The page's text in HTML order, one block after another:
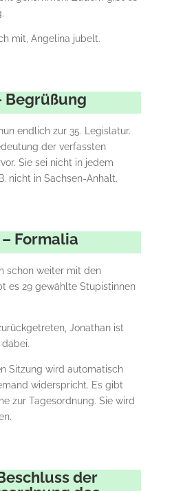
mit, Angelina jubelt.
Begrüßung
endlich zur 35. Legislatur.
der verfassten
Sie sei nicht in jedem
nicht in Sachsen-Anhalt.
– Formalia
schon weiter mit den
es 29 gewählte Stupistinnen
Jonathan ist
Sitzung wird automatisch
widerspricht. Es gibt
zur Tagesordnung. Sie wird
der